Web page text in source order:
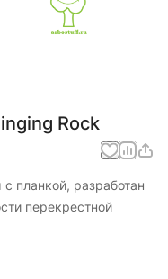
Rock
планкой, разработан
перекрестной